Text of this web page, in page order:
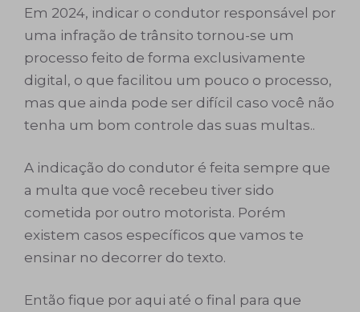
Em 2024, indicar o condutor responsável por
uma infração de trânsito tornou-se um
processo feito de forma exclusivamente
digital, o que facilitou um pouco o processo,
mas que ainda pode ser difícil caso você não
tenha um bom controle das suas multas..
A indicação do condutor é feita sempre que
a multa que você recebeu tiver sido
cometida por outro motorista. Porém
existem casos específicos que vamos te
ensinar no decorrer do texto.
Então fique por aqui até o final para que